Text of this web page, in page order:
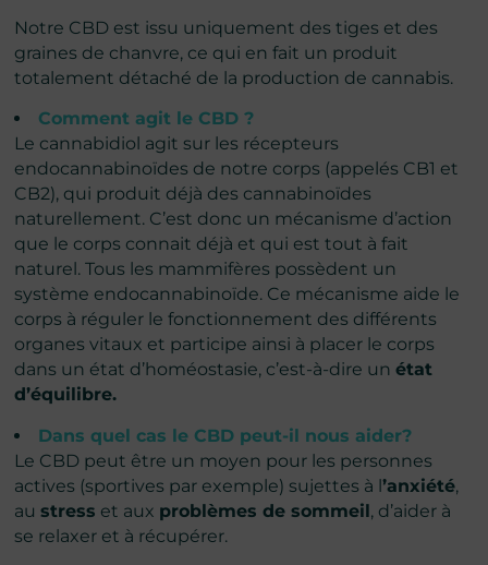
Notre CBD est issu uniquement des tiges et des
graines de chanvre, ce qui en fait un produit
totalement détaché de la production de cannabis.
Comment agit le CBD ?
Le cannabidiol agit sur les récepteurs
endocannabinoïdes de notre corps (appelés CB1 et
CB2), qui produit déjà des cannabinoïdes
naturellement. C’est donc un mécanisme d’action
que le corps connait déjà et qui est tout à fait
naturel. Tous les mammifères possèdent un
système endocannabinoïde. Ce mécanisme aide le
corps à réguler le fonctionnement des différents
organes vitaux et participe ainsi à placer le corps
dans un état d’homéostasie, c’est-à-dire unétat
d’équilibre.
Dans quel cas le CBD peut-il nous aider?
Le CBD peut être un moyen pour les personnes
actives (sportives par exemple) sujettes à l’anxiété,
austress et aux problèmes de sommeil, d’aider à
se relaxer et à récupérer.